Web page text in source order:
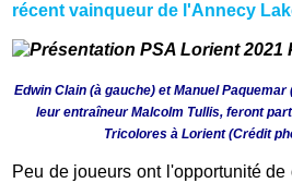
récent vainqueur de l'Annecy
Edwin Clain (à gauche) et Manuel
leur entraîneur Malcolm Tullis, feront
Tricolores à Lorient(Crédit
Peu de joueurs ont l'opportunité